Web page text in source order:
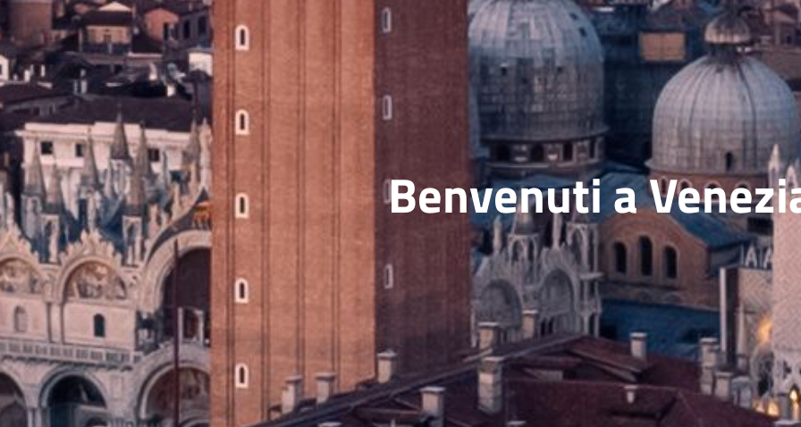
Benvenuti a